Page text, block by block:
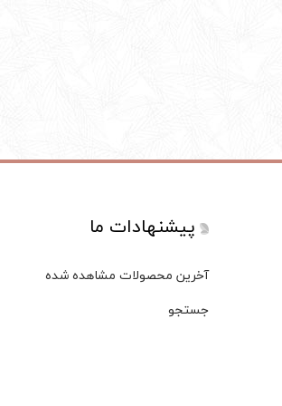
پیشنهادات ما
آخرین محصولات مشاهده شده
جستجو